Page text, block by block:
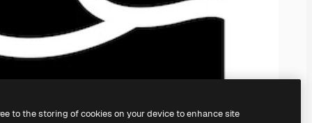
to the storing of cookies on your device to enhance site